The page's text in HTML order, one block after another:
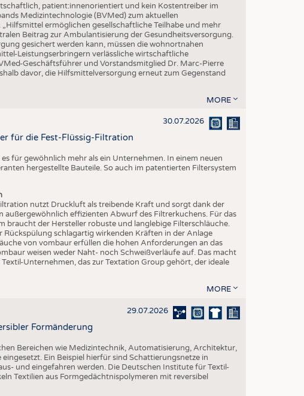
patient:innenorientiert und kein Kostentreiber im
Medizintechnologie (BVMed) zum aktuellen
ermöglichen gesellschaftliche Teilhabe und mehr
Beitrag zur Ambulantisierung der Gesundheitsversorgung.
gesichert werden kann, müssen die wohnortnahen
Leistungserbringern verlässliche wirtschaftliche
Geschäftsführer und Vorstandsmitglied Dr. Marc-Pierre
davor, die Hilfsmittelversorgung erneut zum Gegenstand
MORE
30.07.2026
für die Fest-Flüssig-Filtration
für gewöhnlich mehr als ein Unternehmen. In einem neuen
hergestellte Bauteile. So auch im patentierten Filtersystem
nutzt Druckluft als treibende Kraft und sorgt dank der
außergewöhnlich effizienten Abwurf des Filtrerkuchens. Für das
braucht der Hersteller robuste und langlebige Filterschläuche.
Rückspülung schlagartig wirkenden Kräften in der Anlage
von vombaur erfüllen die hohen Anforderungen an das
weisen weder Naht- noch Schweißverläufe auf. Das macht
Unternehmen, das zur Textation Group gehört, der ideale
MORE
29.07.2026
Formänderung
Bereichen wie Medizintechnik, Automatisierung, Architektur,
Ein Beispiel hierfür sind Schattierungsnetze in
und eingefahren werden. Die Deutschen Institute für Textil-
Textilien aus Formgedächtnispolymeren mit reversibel